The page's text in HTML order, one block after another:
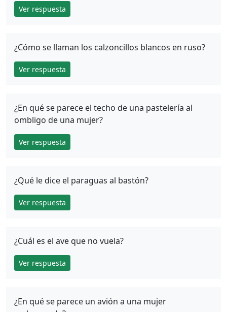
Ver respuesta
¿Cómo se llaman los calzoncillos blancos en ruso?
Ver respuesta
¿En qué se parece el techo de una pastelería al
ombligo de una mujer?
Ver respuesta
¿Qué le dice el paraguas al bastón?
Ver respuesta
¿Cuál es el ave que no vuela?
Ver respuesta
¿En qué se parece un avión a una mujer